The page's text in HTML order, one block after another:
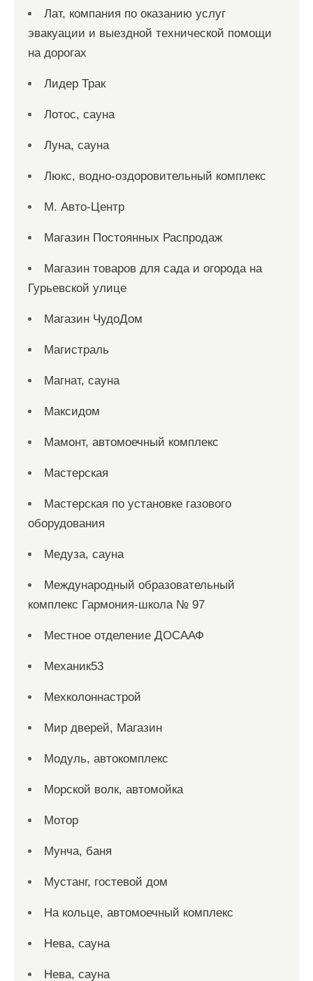
Лат, компания по оказанию услуг
эвакуации и выездной технической помощи
на дорогах
Лидер Трак
Лотос, сауна
Луна, сауна
Люкс, водно-оздоровительный комплекс
М. Авто-Центр
Магазин Постоянных Распродаж
Магазин товаров для сада и огорода на
Гурьевской улице
Магазин ЧудоДом
Магистраль
Магнат, сауна
Максидом
Мамонт, автомоечный комплекс
Мастерская
Мастерская по установке газового
оборудования
Медуза, сауна
Международный образовательный
комплекс Гармония-школа № 97
Местное отделение ДОСААФ
Механик53
Мехколоннастрой
Мир дверей, Магазин
Модуль, автокомплекс
Морской волк, автомойка
Мотор
Мунча, баня
Мустанг, гостевой дом
На кольце, автомоечный комплекс
Нева, сауна
Нева, сауна